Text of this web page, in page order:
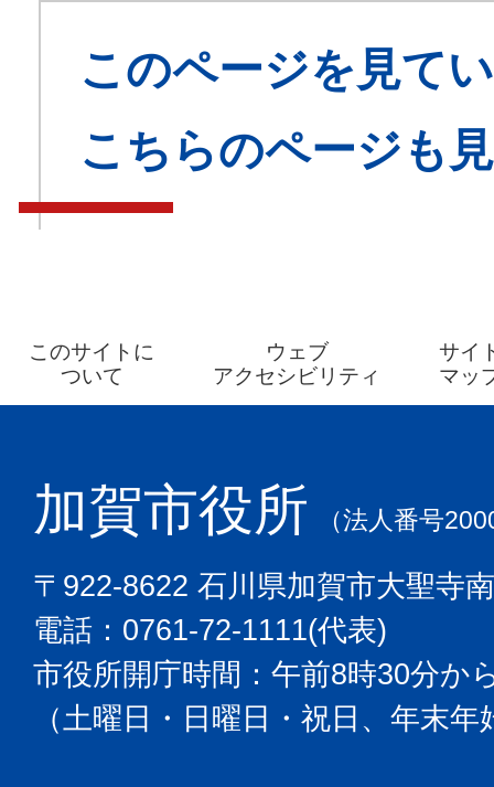
このページを見て
こちらのページも
このサイトに
ついて
ウェブ
アクセシビリティ
サイ
マッ
加賀市役所 （法人番号
〒922-8622 石川県加賀市大聖寺
電話：0761-72-1111(代表)
市役所開庁時間：午前8時30分か
（土曜日・日曜日・祝日、年末